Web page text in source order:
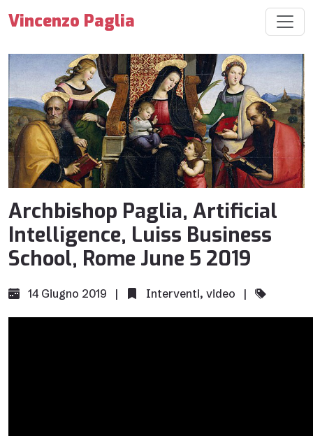
Vincenzo Paglia
Archbishop Paglia, Artificial
Intelligence, Luiss Business
School, Rome June 5 2019
14 Giugno 2019 | Interventi, video |